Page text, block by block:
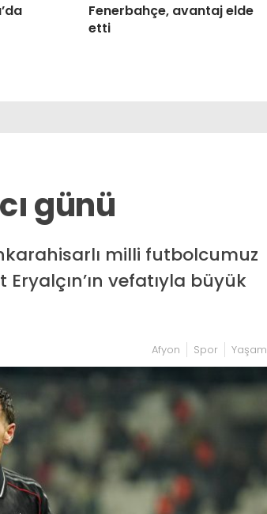
Fenerbahçe, avantaj elde
etti
günü
milli futbolcumuz
vefatıyla büyük
Afyon Spor Yaşam